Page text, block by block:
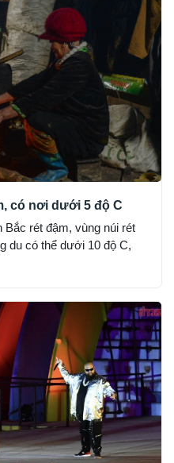
có nơi dưới 5 độ C
Bắc rét đậm, vùng núi rét
du có thể dưới 10 độ C,